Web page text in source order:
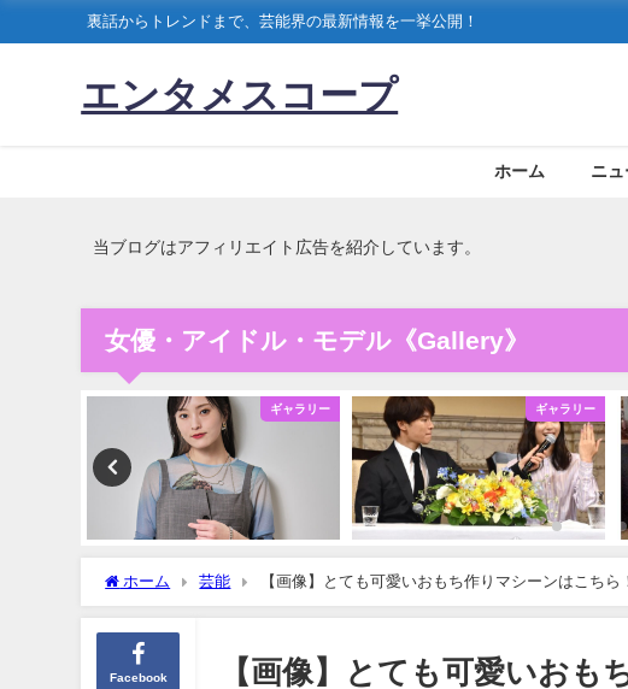
裏話からトレンドまで、芸能界の最新情報を一挙公開！
エンタメスコープ
ホーム ニュ
当ブログはアフィリエイト広告を紹介しています。
女優・アイドル・モデル《Gallery》
ギャラリー ギャラリー
ホーム 芸能 【画像】とても可愛いおもち作りマシーンはこちら
Facebook 【画像】とても可愛いおも